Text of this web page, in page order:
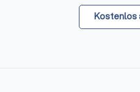
Kostenlos